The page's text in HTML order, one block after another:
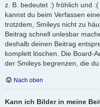
z. B. bedeutet :) fröhlich und
kannst du beim Verfassen
trotzdem, Smileys nicht zu
Beitrag schnell unlesbar
deshalb deinen Beitrag
komplett löschen. Die Board-
der Smileys begrenzen, die
Nach oben
Kann ich Bilder in meine